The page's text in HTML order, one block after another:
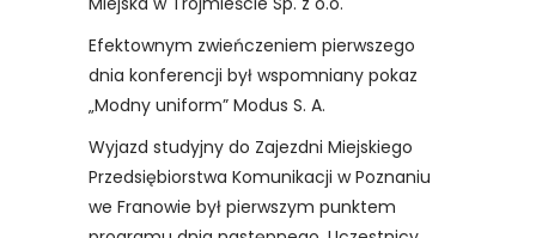
Efektownym zwieńczeniem pierwszego
dnia konferencji był wspomniany pokaz
„Modny uniform” Modus S. A.
Wyjazd studyjny do Zajezdni Miejskiego
Przedsiębiorstwa Komunikacji w Poznaniu
we Franowie był pierwszym punktem